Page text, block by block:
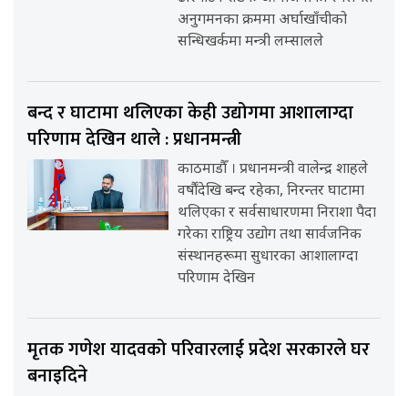
अनुगमनका क्रममा अर्घाखाँचीको
सन्धिखर्कमा मन्त्री लम्सालले
बन्द र घाटामा थलिएका केही उद्योगमा आशालाग्दा
परिणाम देखिन थाले : प्रधानमन्त्री
काठमाडौँ । प्रधानमन्त्री वालेन्द्र शाहले
वर्षौंदेखि बन्द रहेका, निरन्तर घाटामा
थलिएका र सर्वसाधारणमा निराशा पैदा
गरेका राष्ट्रिय उद्योग तथा सार्वजनिक
संस्थानहरूमा सुधारका आशालाग्दा
परिणाम देखिन
मृतक गणेश यादवको परिवारलाई प्रदेश सरकारले घर
बनाइदिने